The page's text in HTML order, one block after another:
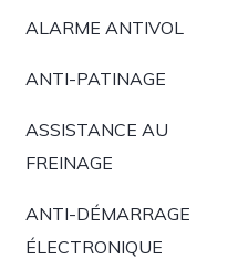
ALARME ANTIVOL
ANTI-PATINAGE
ASSISTANCE AU
FREINAGE
ANTI-DÉMARRAGE
ÉLECTRONIQUE